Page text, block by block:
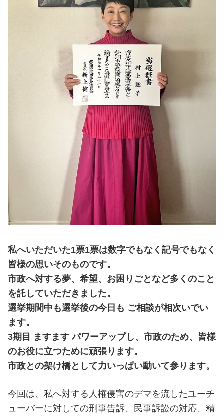
私へいただいた1票1票は数字でもなく記号でもなく
皆様の思いそのものです。
市政へ対する夢、希望、お困りごとなど多くのこと
を託していただきました。
選挙期間中も選挙後の今日も ご相談が相次いでい
ます。
3期目 ますます パワーアップし、市政のため、皆様
のお役に立つために頑張ります。
市政との架け橋として力いっぱい動いて参ります。
今回は、私へ対する人権侵害のデマを流したユーチ
ューバーに対しての刑事告訴、民事訴訟の対応、精